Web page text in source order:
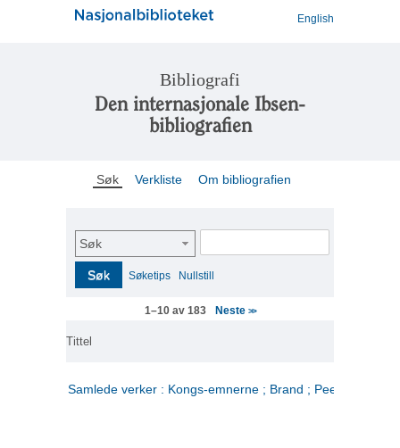
English
Bibliografi
Den internasjonale Ibsen-
bibliografien
Søk Verkliste Om bibliografien
Søk
Søk Søketips Nullstill
1–10 av 183 Neste >>
Tittel
Samlede verker : Kongs-emnerne ; Brand ; Peer Gynt. 2